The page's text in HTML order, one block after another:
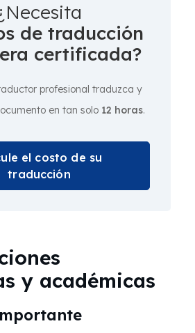
de traducción
certificada?
profesional traduzca y
en tan solo 12 horas.
el costo de su
traducción
y académicas